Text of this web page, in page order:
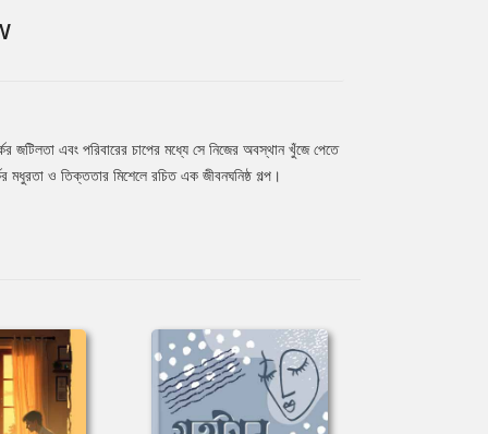
জটিলতা এবং পরিবারের চাপের মধ্যে সে নিজের অবস্থান খুঁজে পেতে
মধুরতা ও তিক্ততার মিশেলে রচিত এক জীবনঘনিষ্ঠ গল্প।